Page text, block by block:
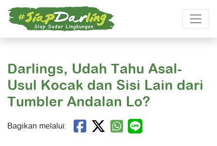
Darlings, Udah Tahu Asal-
Usul Kocak dan Sisi Lain dari
Tumbler Andalan Lo?
Bagikan melalui: